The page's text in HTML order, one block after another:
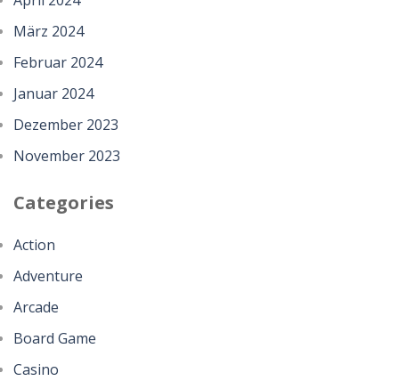
März 2024
Februar 2024
Januar 2024
Dezember 2023
November 2023
Categories
Action
Adventure
Arcade
Board Game
Casino